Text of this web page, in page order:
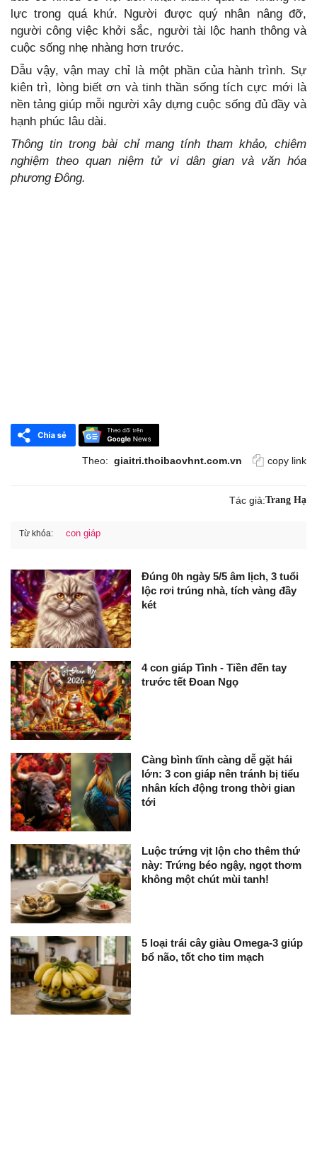
lực trong quá khứ. Người được quý nhân nâng đỡ,
người công việc khởi sắc, người tài lộc hanh thông và
cuộc sống nhẹ nhàng hơn trước.
Dẫu vậy, vận may chỉ là một phần của hành trình. Sự
kiên trì, lòng biết ơn và tinh thần sống tích cực mới là
nền tảng giúp mỗi người xây dựng cuộc sống đủ đầy và
hạnh phúc lâu dài.
Thông tin trong bài chỉ mang tính tham khảo, chiêm
nghiệm theo quan niệm tử vi dân gian và văn hóa
phương Đông.
Theo: giaitri.thoibaovhnt.com.vn copy link
Tác giả:Trang Hạ
Từ khóa: con giáp
Đúng 0h ngày 5/5 âm lịch, 3 tuổi
lộc rơi trúng nhà, tích vàng đầy
két
4 con giáp Tình - Tiền đến tay
trước tết Đoan Ngọ
Càng bình tĩnh càng dễ gặt hái
lớn: 3 con giáp nên tránh bị tiểu
nhân kích động trong thời gian
tới
Luộc trứng vịt lộn cho thêm thứ
này: Trứng béo ngậy, ngọt thơm
không một chút mùi tanh!
5 loại trái cây giàu Omega-3 giúp
bổ não, tốt cho tim mạch